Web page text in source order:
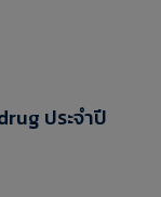
ประจำปี